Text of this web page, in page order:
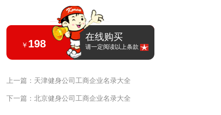
￥ 198
在线购买
请一定阅读以上条款
上一篇：天津健身公司工商企业名录大全
下一篇：北京健身公司工商企业名录大全